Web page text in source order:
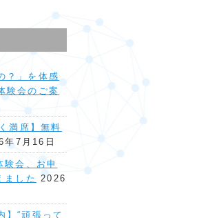
？」を体感
験会のご案
満席】無料
年7月16日
験会、お申
ました
2026
】“頑張って